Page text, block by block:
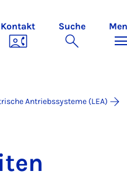
Kontakt Suche
Antriebssysteme (LEA)